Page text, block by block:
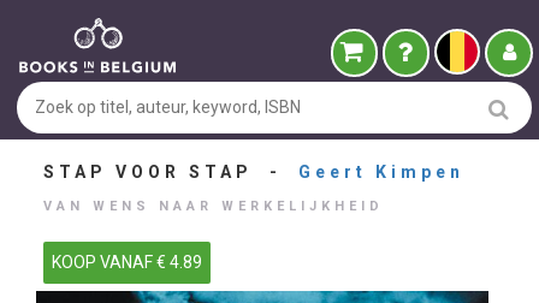
STAP VOOR STAP - Geert Kimpen
VAN WENS NAAR WERKELIJKHEID
KOOP VANAF € 4.89